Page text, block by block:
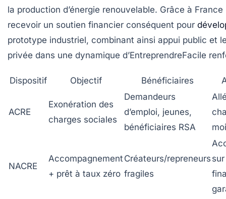
la production d’énergie renouvelable. Grâce à
recevoir un soutien financier conséquent pour
prototype industriel, combinant ainsi appui public et
privée dans une dynamique d’EntreprendreFacile
Dispositif Objectif Bénéficiaires
ACRE
Exonération des
charges sociales
Demandeurs
d’emploi, jeunes,
bénéficiaires RSA
NACRE
Accompagnement
+ prêt à taux zéro
Créateurs/repreneurs
fragiles